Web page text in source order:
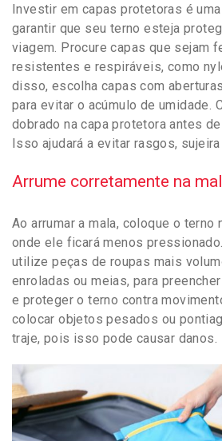
Investir em capas protetoras é
garantir que seu terno esteja
viagem. Procure capas que sejam
resistentes e respiráveis, como
disso, escolha capas com
para evitar o acúmulo de umidade.
dobrado na capa protetora antes
Isso ajudará a evitar rasgos, sujeira
Arrume corretamente na
Ao arrumar a mala, coloque o terno
onde ele ficará menos
utilize peças de roupas mais
enroladas ou meias, para
e proteger o terno contra
colocar objetos pesados ou
traje, pois isso pode causar danos.